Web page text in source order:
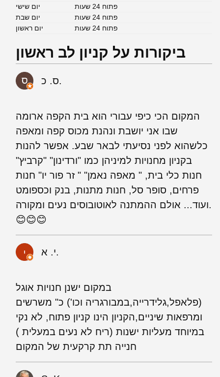
יום שישי
פתוח 24 שעות
יום שבת
פתוח 24 שעות
יום ראשון
פתוח 24 שעות
ביקורות על קניון לב ראשון
ס. כ.
המקום הכי כיפי עבורי הוא בית הקפה ארומה
שבו אני יושבת ונהנת מכוס קפה ומאפה
כלשהוא לפני נסיעתי לבאר שבע. אפשר להנות
בקניון מחנויות למיניהן כמו "ורדינון" "קרביץ"
חנות כלי בית, " מאפה נאמן" " זר פור יו" חנות
פרחים, סופר סל, חנות מתנות, בנק וכספומט
ועוד... אולם ההמתנה לאוטובוסים נעים ומקורה.
😊😊😊
י. א.
במקום ישנן חנויות אוגל
(פלאפל,גלידרייה,במבורגריה וכו') כ" משרשים
ומרפאות שיניים,הקניון הינו קניון פתוח, לא נקי
במיוחד מעליות ישנות (ריח לא נעים במעלית )
חנייה תת קרקעית של המקום